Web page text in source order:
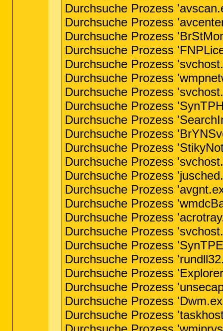
Durchsuche Prozess
Durchsuche Prozess
Durchsuche Prozess
Durchsuche Prozess
Durchsuche Prozess
Durchsuche Prozess
Durchsuche Prozess
Durchsuche Prozess
Durchsuche Prozess
Durchsuche Prozess
Durchsuche Prozess
Durchsuche Prozess
Durchsuche Prozess
Durchsuche Prozess
Durchsuche Prozess
Durchsuche Prozess
Durchsuche Prozess
Durchsuche Prozess
Durchsuche Prozess
Durchsuche Prozess
Durchsuche Prozess
Durchsuche Prozess
Durchsuche Prozess